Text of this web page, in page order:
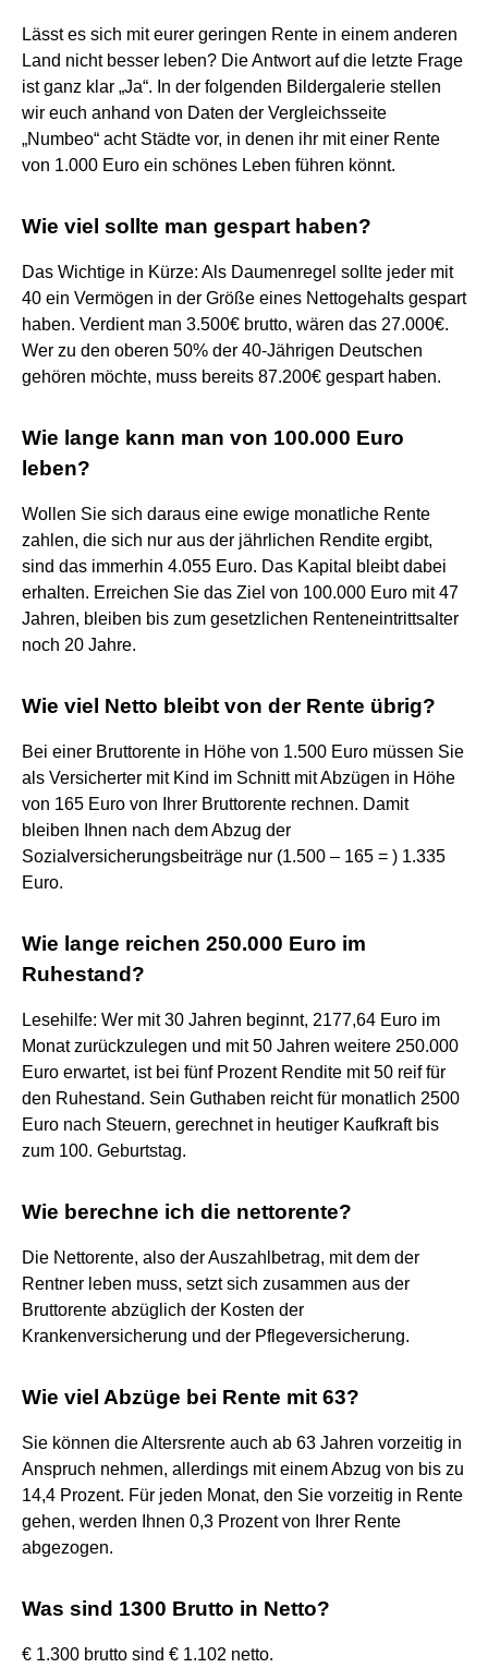
Lässt es sich mit eurer geringen Rente in einem anderen
Land nicht besser leben? Die Antwort auf die letzte Frage
ist ganz klar „Ja“. In der folgenden Bildergalerie stellen
wir euch anhand von Daten der Vergleichsseite
„Numbeo“ acht Städte vor, in denen ihr mit einer Rente
von 1.000 Euro ein schönes Leben führen könnt.
Wie viel sollte man gespart haben?
Das Wichtige in Kürze: Als Daumenregel sollte jeder mit
40 ein Vermögen in der Größe eines Nettogehalts gespart
haben. Verdient man 3.500€ brutto, wären das 27.000€.
Wer zu den oberen 50% der 40-Jährigen Deutschen
gehören möchte, muss bereits 87.200€ gespart haben.
Wie lange kann man von 100.000 Euro
leben?
Wollen Sie sich daraus eine ewige monatliche Rente
zahlen, die sich nur aus der jährlichen Rendite ergibt,
sind das immerhin 4.055 Euro. Das Kapital bleibt dabei
erhalten. Erreichen Sie das Ziel von 100.000 Euro mit 47
Jahren, bleiben bis zum gesetzlichen Renteneintrittsalter
noch 20 Jahre.
Wie viel Netto bleibt von der Rente übrig?
Bei einer Bruttorente in Höhe von 1.500 Euro müssen Sie
als Versicherter mit Kind im Schnitt mit Abzügen in Höhe
von 165 Euro von Ihrer Bruttorente rechnen. Damit
bleiben Ihnen nach dem Abzug der
Sozialversicherungsbeiträge nur (1.500 – 165 = ) 1.335
Euro.
Wie lange reichen 250.000 Euro im
Ruhestand?
Lesehilfe: Wer mit 30 Jahren beginnt, 2177,64 Euro im
Monat zurückzulegen und mit 50 Jahren weitere 250.000
Euro erwartet, ist bei fünf Prozent Rendite mit 50 reif für
den Ruhestand. Sein Guthaben reicht für monatlich 2500
Euro nach Steuern, gerechnet in heutiger Kaufkraft bis
zum 100. Geburtstag.
Wie berechne ich die nettorente?
Die Nettorente, also der Auszahlbetrag, mit dem der
Rentner leben muss, setzt sich zusammen aus der
Bruttorente abzüglich der Kosten der
Krankenversicherung und der Pflegeversicherung.
Wie viel Abzüge bei Rente mit 63?
Sie können die Altersrente auch ab 63 Jahren vorzeitig in
Anspruch nehmen, allerdings mit einem Abzug von bis zu
14,4 Prozent. Für jeden Monat, den Sie vorzeitig in Rente
gehen, werden Ihnen 0,3 Prozent von Ihrer Rente
abgezogen.
Was sind 1300 Brutto in Netto?
€ 1.300 brutto sind € 1.102 netto.